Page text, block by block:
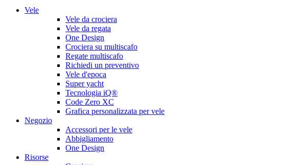
Vele
Vele da crociera
Vele da regata
One Design
Crociera su multiscafo
Regate multiscafo
Richiedi un preventivo
Vele d'epoca
Super yacht
Tecnologia iQ®
Code Zero XC
Grafica personalizzata per vele
Negozio
Accessori per le vele
Abbigliamento
One Design
Risorse